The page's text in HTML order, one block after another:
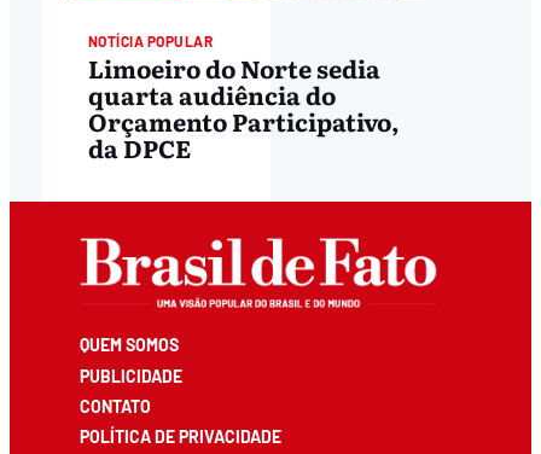
NOTÍCIA POPULAR
Limoeiro do Norte sedia
quarta audiência do
Orçamento Participativo,
da DPCE
QUEM SOMOS
PUBLICIDADE
CONTATO
POLÍTICA DE PRIVACIDADE